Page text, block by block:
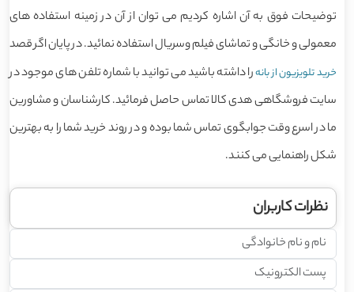
توضیحات فوق به آن اشاره کردیم می توان از آن در زمینه استفاده های
معمولی و خانگی و تماشای فیلم وسریال استفاده نمائید. در پایان اگر قصد
خرید تلویزیون از بانهرا داشته باشید می توانید با شماره تلفن های موجود در
سایت فروشگاهی هدی کالا تماس حاصل فرمائید. کارشناسان و مشاورین
ما در اسرع وقت جوابگوی تماس شما بوده و در روند خرید شما را به بهترین
شکل راهنمایی می کنند.
نظرات کاربران